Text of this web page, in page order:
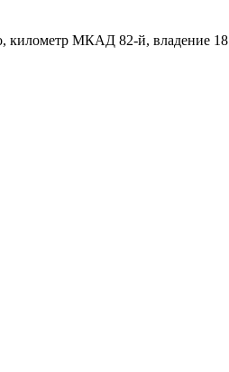
километр МКАД 82-й, владение 18